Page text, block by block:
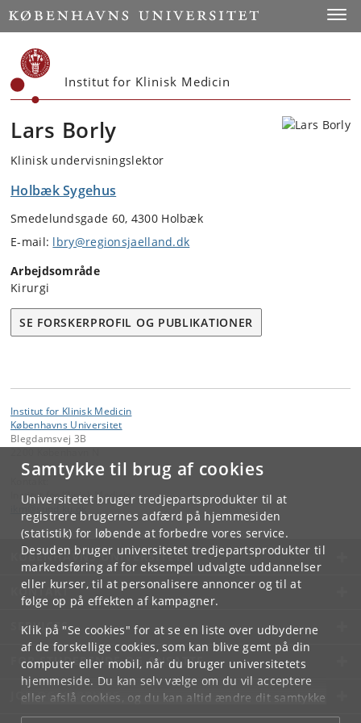
Samtykke til brug af cookies
Universitetet bruger tredjepartsprodukter til at
registrere brugernes adfærd på hjemmesiden
(statistik) for løbende at forbedre vores service.
Desuden bruger universitetet tredjepartsprodukter til
markedsføring af for eksempel udvalgte uddannelser
eller kurser, til at personalisere annoncer og til at
følge op på effekten af kampagner.
Klik på "Se cookies" for at se en liste over udbyderne
af de forskellige cookies, som kan blive gemt på din
computer eller mobil, når du bruger universitetets
hjemmeside. Du kan selv vælge om du vil acceptere
eller afslå cookies, og du kan altid ændre dit samtykke
underCookie- og privatlivspolitiksom du finder i
Start
Institut for Klinisk Medicin
Lars Borly
Klinisk undervisningslektor
Holbæk Sygehus
Smedelundsgade 60, 4300 Holbæk
E-mail: lbry@regionsjaelland.dk
Arbejdsområde
Kirurgi
SE FORSKERPROFIL OG PUBLIKATIONER
Institut for Klinisk Medicin
Københavns Universitet
Blegdamsvej 3B
Institut for Klinisk Medicin
KØBENHAVNS UNIVERSITET
KONTAKT
SERVICES
FOR STUDERENDE OG ANSATTE
JOB OG KARRIERE